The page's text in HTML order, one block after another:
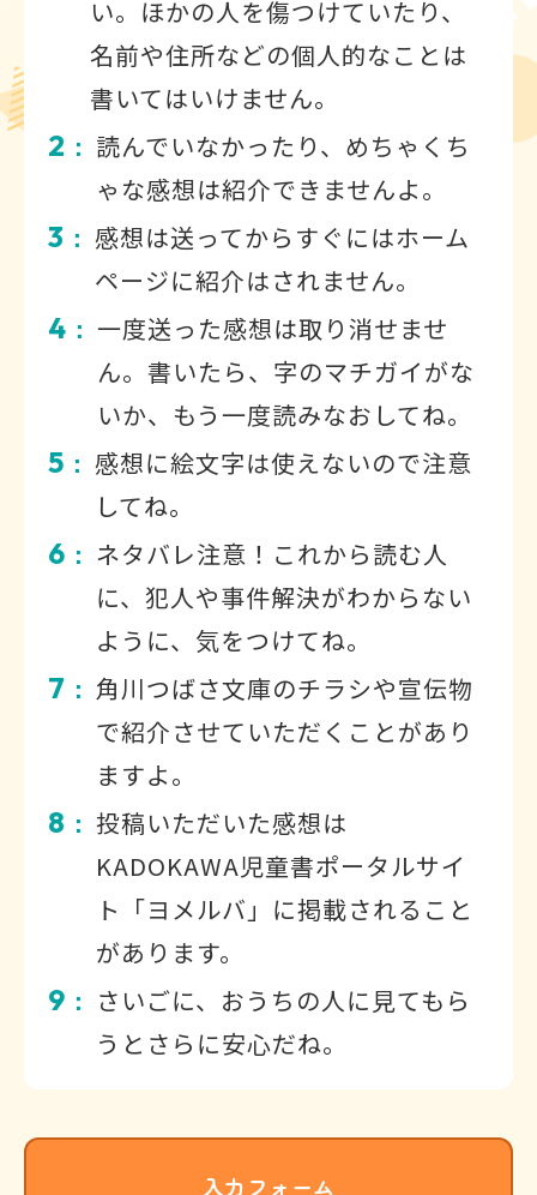
い。ほかの人を傷つけていたり、
名前や住所などの個人的なことは
書いてはいけません。
2 ： 読んでいなかったり、めちゃくち
ゃな感想は紹介できませんよ。
3 ： 感想は送ってからすぐにはホーム
ページに紹介はされません。
4 ： 一度送った感想は取り消せませ
ん。書いたら、字のマチガイがな
いか、もう一度読みなおしてね。
5 ： 感想に絵文字は使えないので注意
してね。
6 ： ネタバレ注意！これから読む人
に、犯人や事件解決がわからない
ように、気をつけてね。
7 ： 角川つばさ文庫のチラシや宣伝物
で紹介させていただくことがあり
ますよ。
8 ： 投稿いただいた感想は
KADOKAWA児童書ポータルサイ
ト「ヨメルバ」に掲載されること
があります。
9 ：
さいごに、おうちの人に見てもら
うとさらに安心だね。
入力フォーム